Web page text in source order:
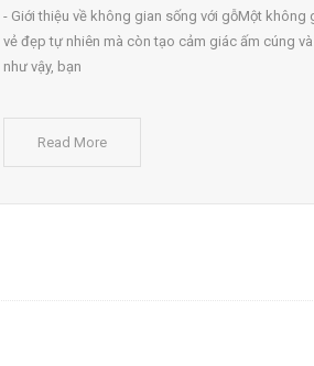
- Giới thiệu về không gian sống với gỗMột
vẻ đẹp tự nhiên mà còn tạo cảm giác ấm cúng
như vậy, bạn
Read More